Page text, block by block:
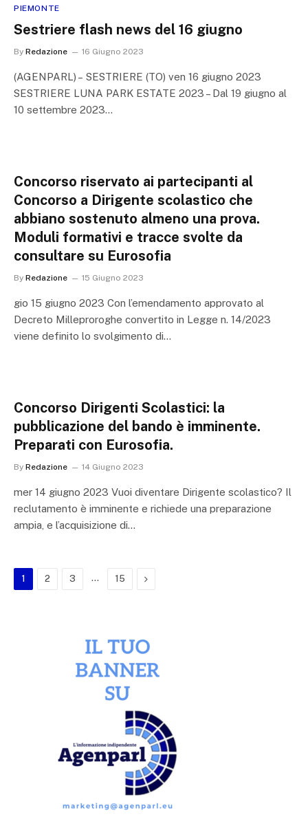
PIEMONTE
Sestriere flash news del 16 giugno
By Redazione 16 Giugno 2023
(AGENPARL) – SESTRIERE (TO) ven 16 giugno 2023
SESTRIERE LUNA PARK ESTATE 2023 – Dal 19 giugno al
10 settembre 2023…
Concorso riservato ai partecipanti al
Concorso a Dirigente scolastico che
abbiano sostenuto almeno una prova.
Moduli formativi e tracce svolte da
consultare su Eurosofia
By Redazione 15 Giugno 2023
gio 15 giugno 2023 Con l’emendamento approvato al
Decreto Milleproroghe convertito in Legge n. 14/2023
viene definito lo svolgimento di…
Concorso Dirigenti Scolastici: la
pubblicazione del bando è imminente.
Preparati con Eurosofia.
By Redazione 14 Giugno 2023
mer 14 giugno 2023 Vuoi diventare Dirigente scolastico? Il
reclutamento è imminente e richiede una preparazione
ampia, e l’acquisizione di…
1 2 3 … 15 Next